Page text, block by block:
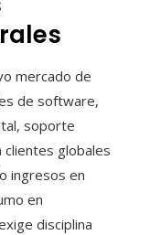
mercado de
de software,
soporte
globales
ingresos en
en
disciplina